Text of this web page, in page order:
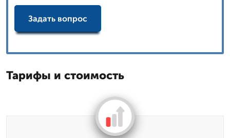
Задать вопрос
Тарифы и стоимость